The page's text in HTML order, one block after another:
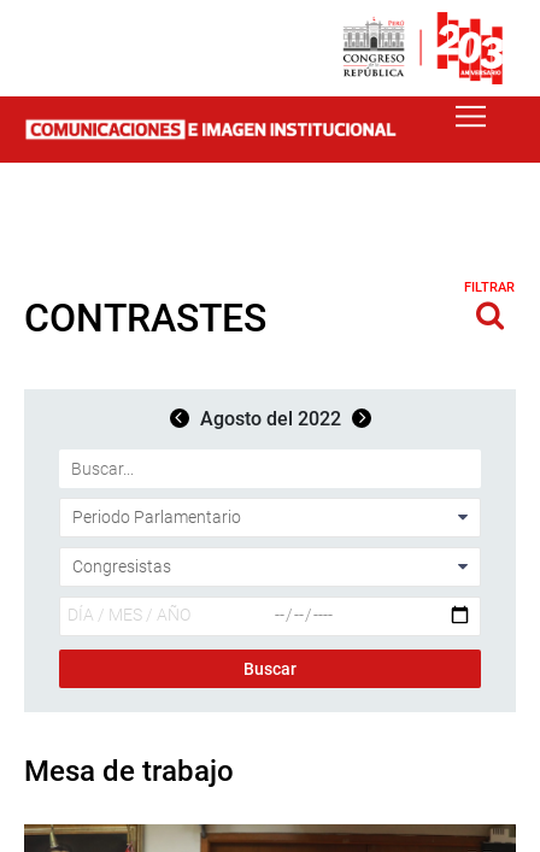
CONTRASTES
FILTRAR
Agosto del 2022
Mesa de trabajo